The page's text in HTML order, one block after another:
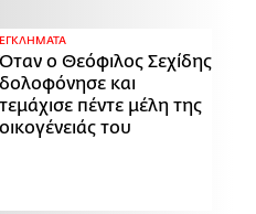
ΕΓΚΛΗΜΑΤΑ
Όταν ο Θεόφιλος Σεχίδης
δολοφόνησε και
τεμάχισε πέντε μέλη της
οικογένειάς του